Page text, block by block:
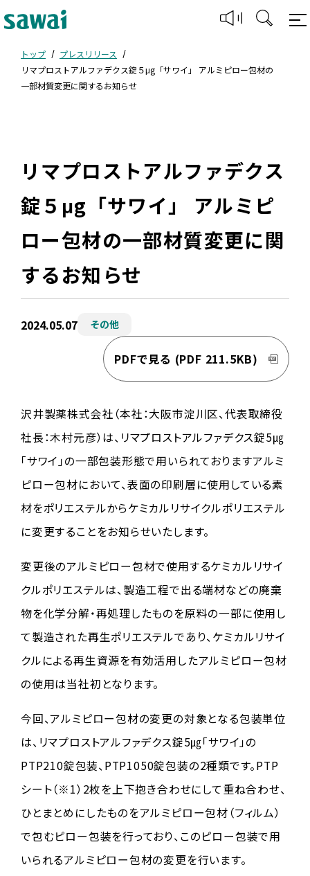
トップ
プレスリリース
リマプロストアルファデクス錠５μg「サワイ」 アルミピロー包材の
一部材質変更に関するお知らせ
リマプロストアルファデクス
錠５μg「サワイ」 アルミピ
ロー包材の一部材質変更に関
するお知らせ
2024.05.07 その他
PDFで見る (PDF 211.5KB)
沢井製薬株式会社（本社：大阪市淀川区、代表取締役
社長：木村元彦）は、リマプロストアルファデクス錠5㎍
「サワイ」の一部包装形態で用いられておりますアルミ
ピロー包材において、表面の印刷層に使用している素
材をポリエステルからケミカルリサイクルポリエステル
に変更することをお知らせいたします。
変更後のアルミピロー包材で使用するケミカルリサイ
クルポリエステルは、製造工程で出る端材などの廃棄
物を化学分解・再処理したものを原料の一部に使用し
て製造された再生ポリエステルであり、ケミカルリサイ
クルによる再生資源を有効活用したアルミピロー包材
の使用は当社初となります。
今回、アルミピロー包材の変更の対象となる包装単位
は、リマプロストアルファデクス錠5㎍「サワイ」の
PTP210錠包装、PTP1050錠包装の2種類です。PTP
シート（※1）2枚を上下抱き合わせにして重ね合わせ、
ひとまとめにしたものをアルミピロー包材（フィルム）
で包むピロー包装を行っており、このピロー包装で用
いられるアルミピロー包材の変更を行います。